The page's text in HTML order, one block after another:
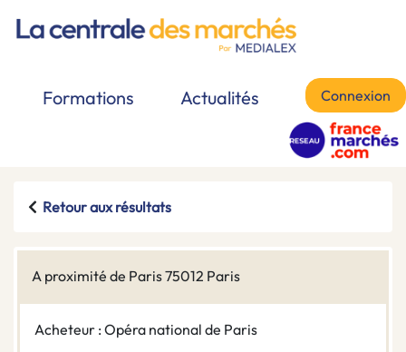
Formations Actualités Connexion
Retour aux résultats
A proximité de Paris 75012 Paris
Acheteur : Opéra national de Paris